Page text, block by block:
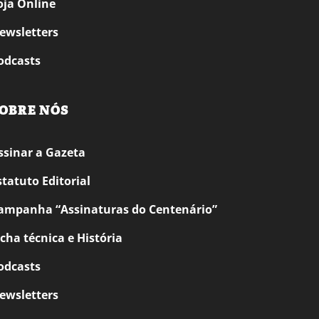
Online
NÓS
a Gazeta
Editorial
“Assinaturas do Centenário”
técnica e História